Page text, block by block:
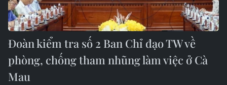
Đoàn kiểm tra số 2 Ban Chỉ đạo TW về
phòng, chống tham nhũng làm việc ở Cà
Mau